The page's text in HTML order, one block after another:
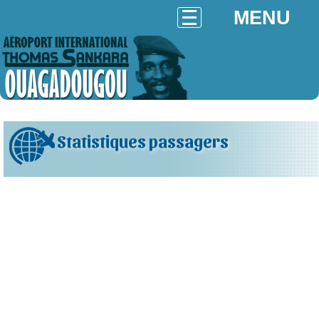
MENU
Statistiques passagers